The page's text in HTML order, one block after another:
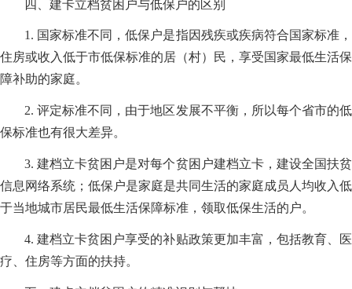
四、建卡立档贫困户与低保户的区别
1. 国家标准不同，低保户是指因残疾或疾病符合国家标准，
住房或收入低于市低保标准的居（村）民，享受国家最低生活保
障补助的家庭。
2. 评定标准不同，由于地区发展不平衡，所以每个省市的低
保标准也有很大差异。
3. 建档立卡贫困户是对每个贫困户建档立卡，建设全国扶贫
信息网络系统；低保户是家庭是共同生活的家庭成员人均收入低
于当地城市居民最低生活保障标准，领取低保生活的户。
4. 建档立卡贫困户享受的补贴政策更加丰富，包括教育、医
疗、住房等方面的扶持。